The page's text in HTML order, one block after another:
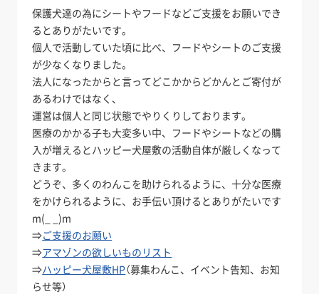
保護犬達の為にシートやフードなどご支援をお願いでき
るとありがたいです。
個人で活動していた頃に比べ、フードやシートのご支援
が少なくなりました。
法人になったからと言ってどこかからどかんとご寄付が
あるわけではなく、
運営は個人と同じ状態でやりくりしております。
医療のかかる子も大変多い中、フードやシートなどの購
入が増えるとハッピー犬屋敷の活動自体が厳しくなって
きます。
どうぞ、多くのわんこを助けられるように、十分な医療
をかけられるように、お手伝い頂けるとありがたいです
m(_ _)m
⇒ご支援のお願い
⇒アマゾンの欲しいものリスト
⇒ハッピー犬屋敷HP（募集わんこ、イベント告知、お知
らせ等）